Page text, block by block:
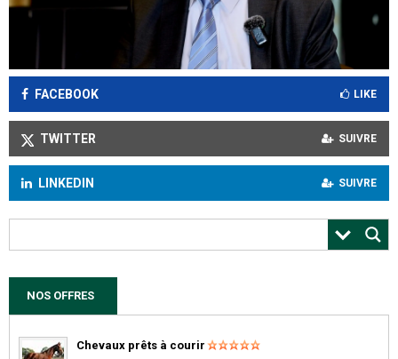
FACEBOOK LIKE
TWITTER SUIVRE
LINKEDIN SUIVRE
NOS OFFRES
Chevaux prêts à courir